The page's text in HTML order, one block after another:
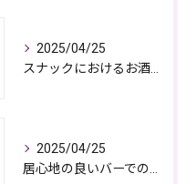
2025/04/25
2025/04/25